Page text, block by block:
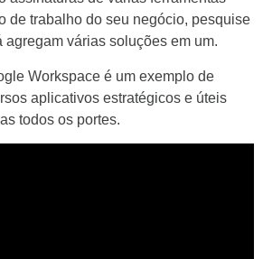
de trabalho do seu negócio, pesquise
agregam várias soluções em um.
Workspace é um exemplo de
aplicativos estratégicos e úteis
todos os portes.